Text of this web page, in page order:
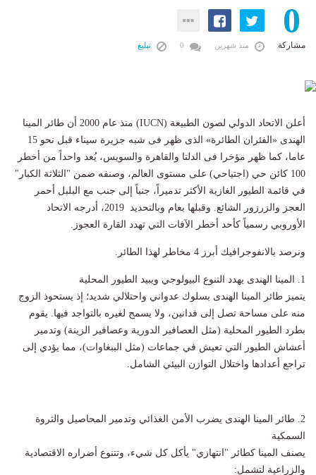
0
مشاركة منذ شهرين تبليغ
أعلن الاتحاد الدولي لصون الطبيعة (IUCN) منذ عام 2000 أن طائر المينا
الهندى «الفئران الطائرة» الذى ظهر فى شبه جزيرة سيناء قبل نحو 15
عاما، كما ظهر مؤخرا فى الدلتا والقاهرة والسويس، يُعد واحداً من أخطر
100 كائن حي (اجتياحي) على مستوى العالم، وصنفه ضمن "الثلاثة الكبار"
في قائمة الطيور الغازية الأكثر تدميراً، جنباً إلى جنب مع البلبل أحمر
العجز والزرزور الشائع. وقبلها بعام وبالتحديد 2019، أدرجه الاتحاد
الأوروبي رسمياً كأحد أخطر الآفات التي تهدد القارة العجوز.
ونرصد بالانفوجرافيك أبرز 4 مخاطر لهذا الطائر.
1. المينا الهندى يهدد التنوع البيولوجي ويبيد الطيور المحلية
يتميز طائر المينا الهندى بسلوك عدواني واحتلالي شديد؛ إذ يستحوذ الزوج
منه على مساحة تصل إلى فدانين، ولا يسمح لغيره بالتواجد فيها. يقوم
بطرد الطيور المحلية (مثل العصافير الدورية وعصافير الزينة) وتدمير
أعشاش الطيور التي تعيش في جماعات (مثل الببغاوات)، مما يؤدي إلى
تراجع أعدادها واختلال التوازن البيئي الشامل.
2. طائر المينا الهندى يضرب الأمن الغذائي وتدمير المحاصيل والثروة
السمكية
يصنف المينا كطائر "انتهازي" يأكل كل شيء، وتتنوع أضراره الاقتصادية
والزراعية لتشمل: